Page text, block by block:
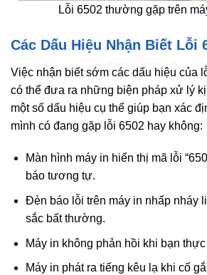
Lỗi 6502 thường gặp trên
Các Dấu Hiệu Nhận Biết Lỗi
Việc nhận biết sớm các dấu hiệu của
có thể đưa ra những biện pháp xử lý
một số dấu hiệu cụ thể giúp bạn xác
mình có đang gặp lỗi 6502 hay không:
Màn hình máy in hiển thị mã lỗi
báo tương tự.
Đèn báo lỗi trên máy in nhấp nháy
sắc bất thường.
Máy in không phản hồi khi bạn
Máy in phát ra tiếng kêu lạ khi cố